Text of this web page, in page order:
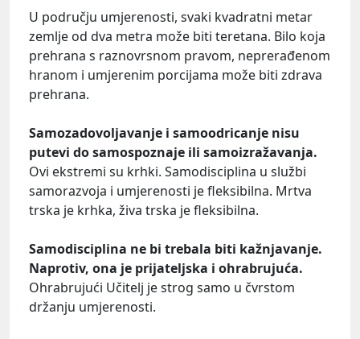
U području umjerenosti, svaki kvadratni metar
zemlje od dva metra može biti teretana. Bilo koja
prehrana s raznovrsnom pravom, neprerađenom
hranom i umjerenim porcijama može biti zdrava
prehrana.
Samozadovoljavanje i samoodricanje nisu
putevi do samospoznaje ili samoizražavanja.
Ovi ekstremi su krhki. Samodisciplina u službi
samorazvoja i umjerenosti je fleksibilna. Mrtva
trska je krhka, živa trska je fleksibilna.
Samodisciplina ne bi trebala biti kažnjavanje.
Naprotiv, ona je prijateljska i ohrabrujuća.
Ohrabrujući Učitelj je strog samo u čvrstom
držanju umjerenosti.